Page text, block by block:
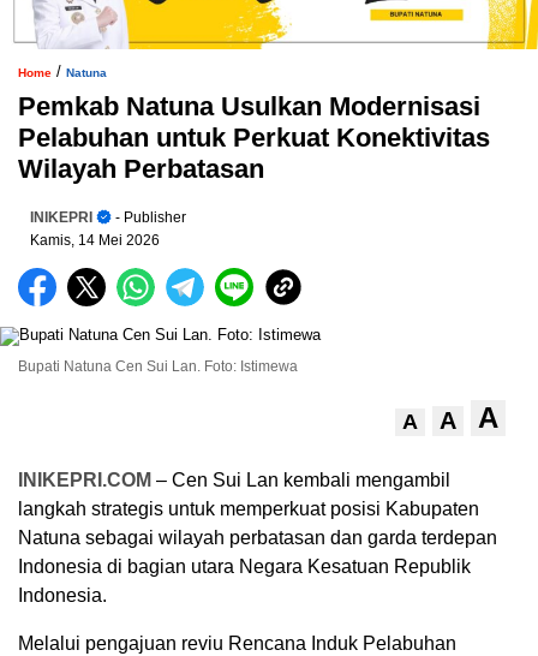
Home / Natuna
Pemkab Natuna Usulkan Modernisasi
Pelabuhan untuk Perkuat Konektivitas
Wilayah Perbatasan
INIKEPRI
- Publisher
Kamis, 14 Mei 2026
Bupati Natuna Cen Sui Lan. Foto: Istimewa
A A A
INIKEPRI.COM – Cen Sui Lan kembali mengambil
langkah strategis untuk memperkuat posisi Kabupaten
Natuna sebagai wilayah perbatasan dan garda terdepan
Indonesia di bagian utara Negara Kesatuan Republik
Indonesia.
Melalui pengajuan reviu Rencana Induk Pelabuhan